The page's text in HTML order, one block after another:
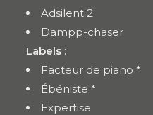
Adsilent 2
Dampp-chaser
Labels :
Facteur de piano *
Ébéniste *
Expertise